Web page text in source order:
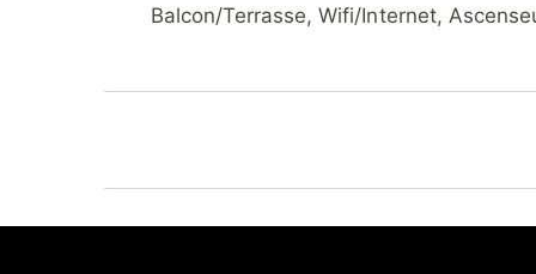
Balcon/Terrasse, Wifi/Internet,